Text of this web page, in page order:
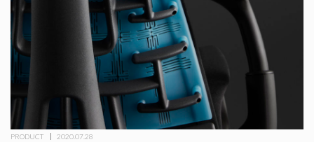
PRODUCT 2020.07.28